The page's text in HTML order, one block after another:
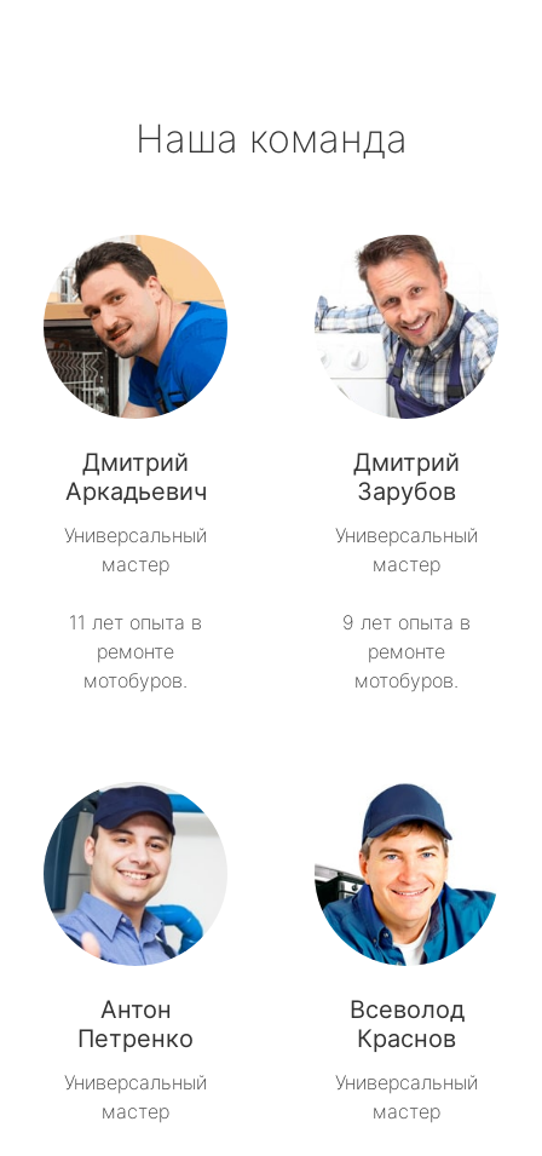
Рябово
Свирьстрой
Сиверский
Синявино
Советский
Тайцы
Толмачёво
Фёдоровское
Форносово
Янино-1
Наша команда
Дмитрий
Аркадьевич
Универсальный
мастер
11 лет опыта в
ремонте
мотобуров.
Дмитрий
Зарубов
Универсальный
мастер
9 лет опыта в
ремонте
мотобуров.
Антон
Петренко
Универсальный
мастер
Всеволод
Краснов
Универсальный
мастер